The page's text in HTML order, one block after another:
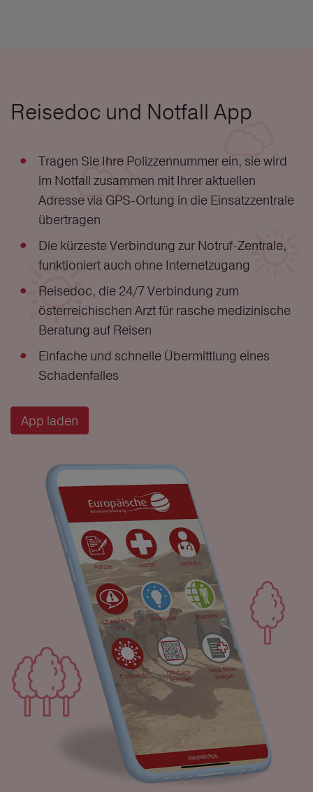
Reisedoc und Notfall App
Tragen Sie Ihre Polizzennummer ein, sie wird
im Notfall zusammen mit Ihrer aktuellen
Adresse via GPS-Ortung in die Einsatzzentrale
übertragen
Die kürzeste Verbindung zur Notruf-Zentrale,
funktioniert auch ohne Internetzugang
Reisedoc, die 24/7 Verbindung zum
österreichischen Arzt für rasche medizinische
Beratung auf Reisen
Einfache und schnelle Übermittlung eines
Schadenfalles
App laden